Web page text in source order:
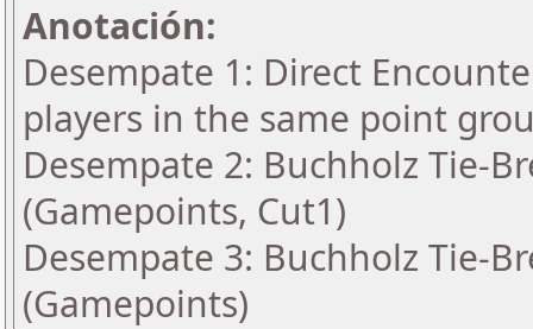
Anotación:
Desempate 1: Direct
players in the same point
Desempate 2: Buchholz Tie-
(Gamepoints, Cut1)
Desempate 3: Buchholz Tie-
(Gamepoints)